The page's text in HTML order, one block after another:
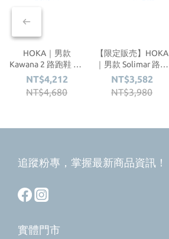
HOKA｜男款
Kawana 2 路跑鞋 白/
雲雨灰
NT$4,212
NT$4,680
【限定販売】HOKA
｜男款 Solimar 路跑
鞋 白
NT$3,582
NT$3,980
追蹤粉專，掌握最新商品資訊！
實體門市